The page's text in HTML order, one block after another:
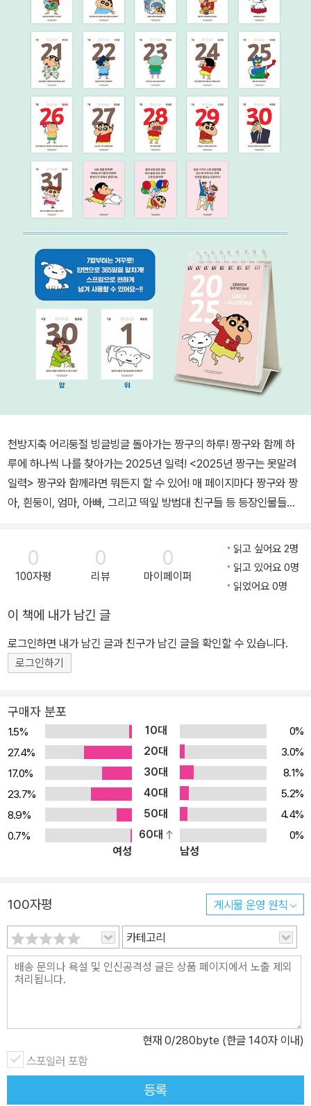
천방지축 어리둥절 빙글빙글 돌아가는 짱구의 하루! 짱구와 함께 하
루에 하나씩 나를 찾아가는 2025년 일력! <2025년 짱구는 못말려
일력> 짱구와 함께라면 뭐든지 할 수 있어! 매 페이지마다 짱구와 짱
아, 흰둥이, 엄마, 아빠, 그리고 떡잎 방범대 친구들 등 등장인물들의
한 가지씩 질문을 던집니다. 하루가 지나가기 전에 짱구가 묻는 질문
에 답해보는 시간을 가져보세요. 스프링으로 편하게 넘겨 사용 할 수
있습니다. 하루하루의 질문이 매일 다르게 쓰여 있습니다. 《2025년
더 잘 알아가기 위한 매일매일 새로운 365개의 질문에 직접 답할 수
있는 기회를 제공합니다. 짱구가 던지는 질문에 나의 마음이 어떤 상
태였는지, 내가 얼마나 성장했고 변화했는지 파악할 수 있게 해줍니
다. “아침에 눈을 떴을 때 제일 먼저 떠오른 생각이 뭐야?”처럼 짱구
라면 무엇을 하고 싶어?”처럼 깊이 생각하게 하는 철학자 짱구의 질
문에 당신의 생각을 담아서 적어보세요. 1월 1일을 시작하며 “올해 꼭
하고 싶은 한 가지를 말해줄래?”부터 12월 31일을 마무리하며 “너의
버킷리스트 10가지를 써봐.”까지, 매일매일 짱구가 던지는 질문에 답
을 기록해나가다 보면 무심코 흘려보낼 뻔했던 우리 삶의 반짝거리는
순간들을 기록하고 기억하게 될 것입니다.
0
100자평
0
리뷰
0
마이페이퍼
읽고 싶어요 2명
읽고 있어요 0명
읽었어요 0명
이 책에 내가 남긴 글
로그인하면 내가 남긴 글과 친구가 남긴 글을 확인할 수 있습니다.
로그인하기
구매자 분포
1.5% 10대
0%
27.4%
20대
3.0%
17.0%
30대
8.1%
23.7%
40대
5.2%
8.9%
50대
4.4%
0.7%
60대
0%
여성
남성
100자평 게시물 운영 원칙
카테고리
현재 0/280byte (한글 140자 이내)
스포일러 포함
등록